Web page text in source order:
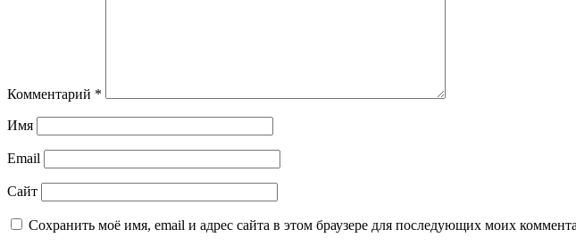
Комментарий *
Имя
Email
Сайт
Сохранить моё имя, email и адрес сайта в этом браузере для последующих моих